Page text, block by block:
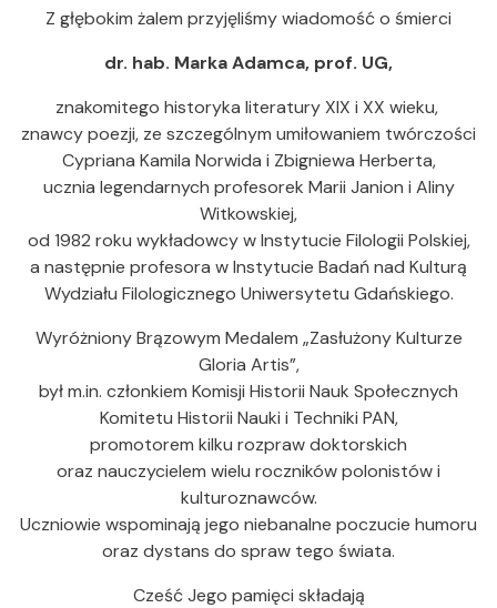
Z głębokim żalem przyjęliśmy wiadomość o śmierci
dr. hab. Marka Adamca, prof. UG,
znakomitego historyka literatury XIX i XX wieku,
znawcy poezji, ze szczególnym umiłowaniem twórczości
Cypriana Kamila Norwida i Zbigniewa Herberta,
ucznia legendarnych profesorek Marii Janion i Aliny
Witkowskiej,
od 1982 roku wykładowcy w Instytucie Filologii Polskiej,
a następnie profesora w Instytucie Badań nad Kulturą
Wydziału Filologicznego Uniwersytetu Gdańskiego.
Wyróżniony Brązowym Medalem „Zasłużony Kulturze
Gloria Artis”,
był m.in. członkiem Komisji Historii Nauk Społecznych
Komitetu Historii Nauki i Techniki PAN,
promotorem kilku rozpraw doktorskich
oraz nauczycielem wielu roczników polonistów i
kulturoznawców.
Uczniowie wspominają jego niebanalne poczucie humoru
oraz dystans do spraw tego świata.
Cześć Jego pamięci składają